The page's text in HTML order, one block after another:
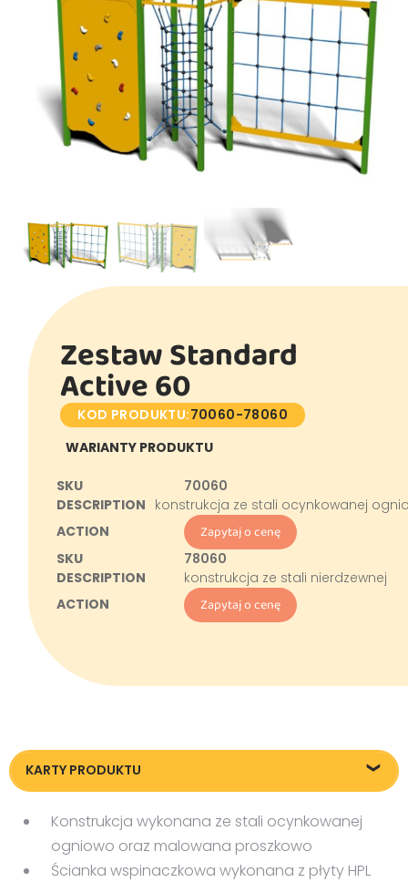
Zestaw Standard
Active 60
KOD PRODUKTU:70060-78060
WARIANTY PRODUKTU
70060
konstrukcja ze stali ocynkowanej
Zapytaj o cenę
78060
konstrukcja ze stali nierdzewnej
Zapytaj o cenę
KARTY PRODUKTU
Konstrukcja wykonana ze stali ocynkowanej
ogniowo oraz malowana proszkowo
Ścianka wspinaczkowa wykonana z płyty HPL